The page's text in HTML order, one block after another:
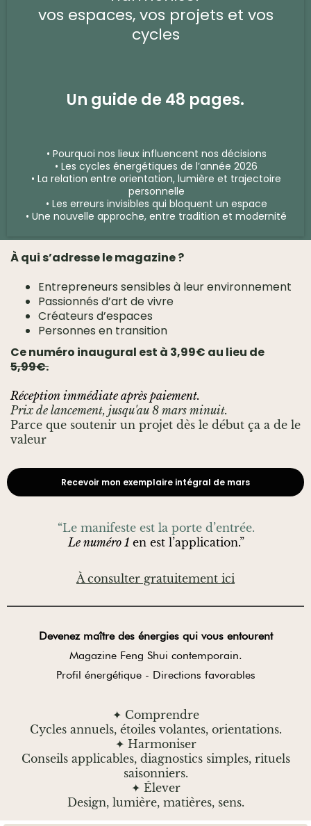
vos espaces, vos projets et vos
cycles
Un guide de 48 pages.
• Pourquoi nos lieux influencent nos décisions
• Les cycles énergétiques de l’année 2026
• La relation entre orientation, lumière et trajectoire
personnelle
• Les erreurs invisibles qui bloquent un espace
• Une nouvelle approche, entre tradition et modernité
À qui s’adresse le magazine ?
Entrepreneurs sensibles à leur environnement
Passionnés d’art de vivre
Créateurs d’espaces
Personnes en transition
Ce numéro inaugural est à 3,99€ au lieu de
5,99€.
Réception immédiate après paiement.
Prix de lancement, jusqu'au 8 mars minuit.
Parce que soutenir un projet dès le début ça a de le
valeur
Recevoir mon exemplaire intégral de mars
“Le manifeste est la porte d’entrée.
Le numéro 1 en est l’application.”
À consulter gratuitement ici
Devenez maître des énergies qui vous entourent
Magazine Feng Shui contemporain.
Profil énergétique - Directions favorables
✦ Comprendre
Cycles annuels, étoiles volantes, orientations.
✦ Harmoniser
Conseils applicables, diagnostics simples, rituels
saisonniers.
✦ Élever
Design, lumière, matières, sens.